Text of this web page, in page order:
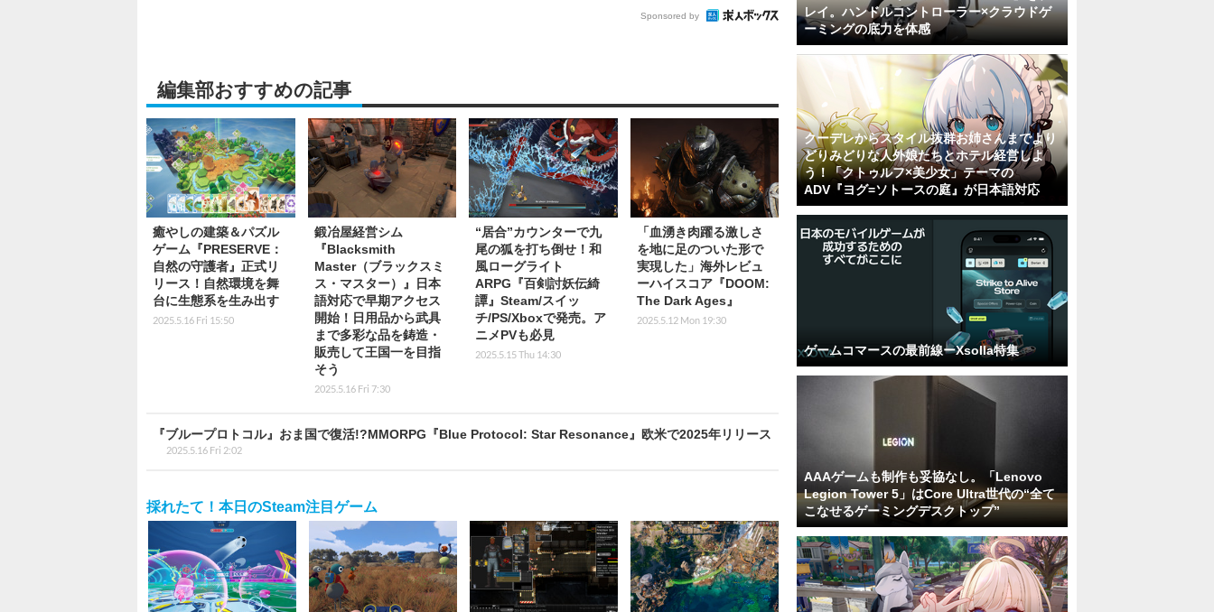
Sponsored by
編集部おすすめの記事
癒やしの建築＆パズル
ゲーム『PRESERVE：
自然の守護者』正式リ
リース！自然環境を舞
台に生態系を生み出す
2025.5.16 Fri 15:50
鍛冶屋経営シム
『Blacksmith
Master（ブラックスミ
ス・マスター）』日本
語対応で早期アクセス
開始！日用品から武具
まで多彩な品を鋳造・
販売して王国一を目指
そう
2025.5.16 Fri 7:30
“居合”カウンターで九
尾の狐を打ち倒せ！和
風ローグライト
ARPG『百剣討妖伝綺
譚』Steam/スイッ
チ/PS/Xboxで発売。ア
ニメPVも必見
2025.5.15 Thu 14:30
「血湧き肉躍る激しさ
を地に足のついた形で
実現した」海外レビュ
ーハイスコア『DOOM:
The Dark Ages』
2025.5.12 Mon 19:30
『ブループロトコル』おま国で復活!?MMORPG『Blue Protocol: Star Resonance』欧米で2025年リリース
2025.5.16 Fri 2:02
採れたて！本日のSteam注目ゲーム
レイ。ハンドルコントローラー×クラウドゲ
ーミングの底力を体感
クーデレからスタイル抜群お姉さんまでより
どりみどりな人外娘たちとホテル経営しよ
う！「クトゥルフ×美少女」テーマの
ADV『ヨグ=ソトースの庭』が日本語対応
ゲームコマースの最前線ーXsolla特集
AAAゲームも制作も妥協なし。「Lenovo
Legion Tower 5」はCore Ultra世代の“全て
こなせるゲーミングデスクトップ”